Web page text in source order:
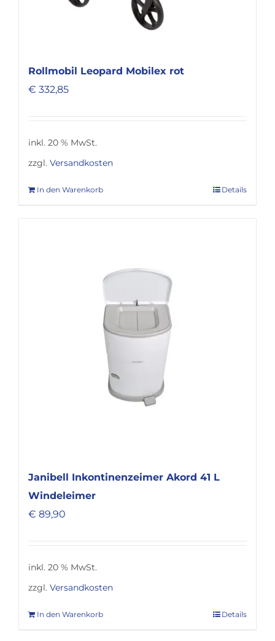
werden
Rollmobil Leopard Mobilex rot
€ 332,85
inkl. 20 % MwSt.
zzgl. Versandkosten
In den Warenkorb Details
Janibell Inkontinenzeimer Akord 41 L
Windeleimer
€ 89,90
inkl. 20 % MwSt.
zzgl. Versandkosten
In den Warenkorb Details